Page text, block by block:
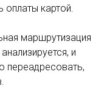
оплаты картой.
маршрутизация
и
переадресовать,